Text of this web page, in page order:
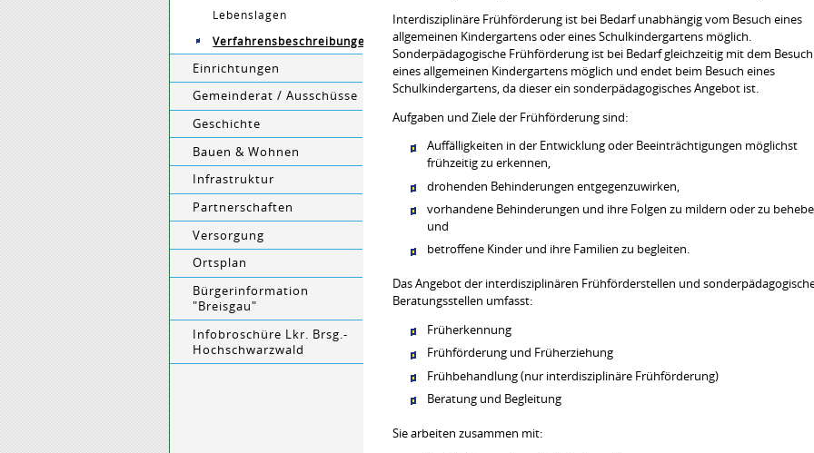
Lebenslagen
Verfahrensbeschreibungen
Einrichtungen
Gemeinderat / Ausschüsse
Geschichte
Bauen & Wohnen
Infrastruktur
Partnerschaften
Versorgung
Ortsplan
Bürgerinformation
"Breisgau"
Infobroschüre Lkr. Brsg.-
Hochschwarzwald
Interdisziplinäre Frühförderung ist bei Bedarf unabhängig vom Besuch eines
allgemeinen Kindergartens oder eines Schulkindergartens möglich.
Sonderpädagogische Frühförderung ist bei Bedarf gleichzeitig mit dem Besuch
eines allgemeinen Kindergartens möglich und endet beim Besuch eines
Schulkindergartens, da dieser ein sonderpädagogisches Angebot ist.
Aufgaben und Ziele der Frühförderung sind:
Auffälligkeiten in der Entwicklung oder Beeinträchtigungen möglichst
frühzeitig zu erkennen,
drohenden Behinderungen entgegenzuwirken,
vorhandene Behinderungen und ihre Folgen zu mildern oder zu
und
betroffene Kinder und ihre Familien zu begleiten.
Das Angebot der interdisziplinären Frühförderstellen und
Beratungsstellen umfasst:
Früherkennung
Frühförderung und Früherziehung
Frühbehandlung (nur interdisziplinäre Frühförderung)
Beratung und Begleitung
Sie arbeiten zusammen mit: